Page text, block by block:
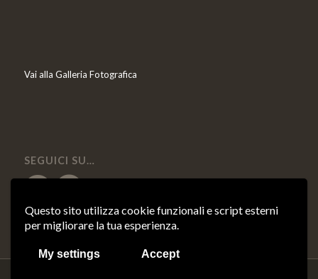
Questo sito utilizza cookie funzionali e script esterni
per migliorare la tua esperienza.
My settings Accept
Vai alla Galleria Fotografica
SEGUICI SU…